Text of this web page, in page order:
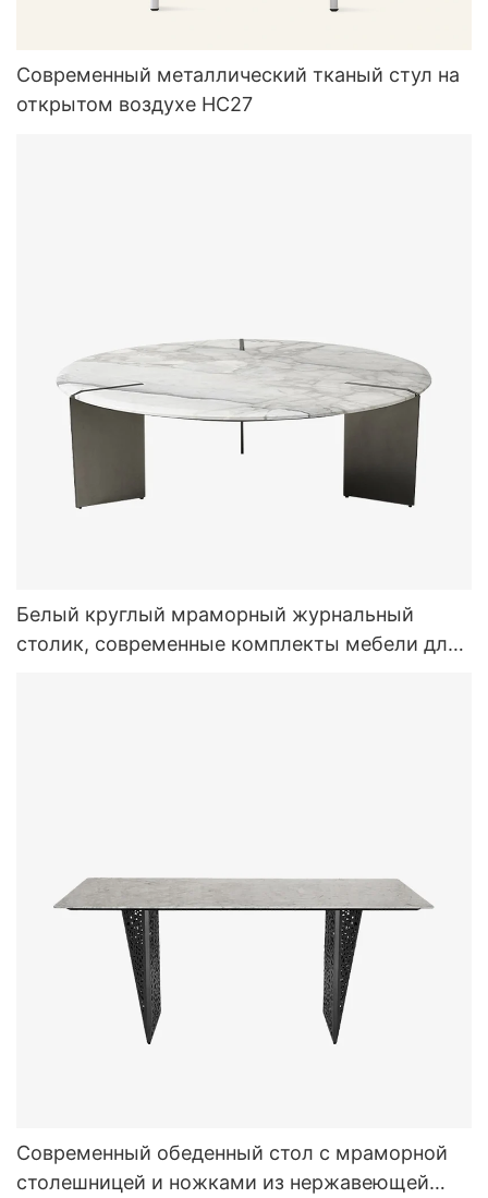
Современный металлический тканый стул на
открытом воздухе HC27
Белый круглый мраморный журнальный
столик, современные комплекты мебели для
Современный обеденный стол с мраморной
столешницей и ножками из нержавеющей